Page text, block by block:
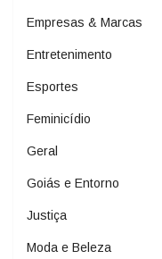
Empresas & Marcas
Entretenimento
Esportes
Feminicídio
Geral
Goiás e Entorno
Justiça
Moda e Beleza